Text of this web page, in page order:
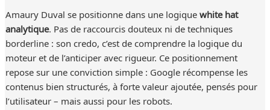
Amaury Duval se positionne dans une logiquewhite hat
analytique. Pas de raccourcis douteux ni de techniques
borderline : son credo, c’est de comprendre la logique du
moteur et de l’anticiper avec rigueur. Ce positionnement
repose sur une conviction simple : Google récompense les
contenus bien structurés, à forte valeur ajoutée, pensés pour
l’utilisateur – mais aussi pour les robots.